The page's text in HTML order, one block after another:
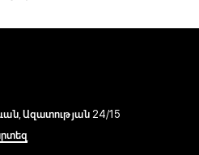
Ազատության 24/15